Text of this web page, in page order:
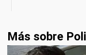
Más sobre